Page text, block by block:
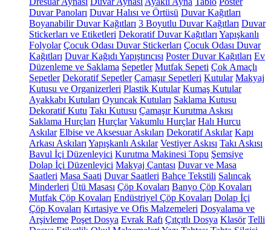
Duvar Panoları Duvar Halısı ve Örtüsü Duvar Kağıtları
Boyanabilir Duvar Kağıtları 3 Boyutlu Duvar Kağıtları Duvar
Stickerları ve Etiketleri Dekoratif Duvar Kağıtları Yapışkanlı
Folyolar Çocuk Odası Duvar Stickerları Çocuk Odası Duvar
Kağıtları Duvar Kağıdı Yapıştırıcısı Poster Duvar Kağıtları Ev
Düzenleme ve Saklama Sepetler Mutfak Sepeti Çok Amaçlı
Sepetler Dekoratif Sepetler Çamaşır Sepetleri Kutular Makyaj
Kutusu ve Organizerleri Plastik Kutular Kumaş Kutular
Ayakkabı Kutuları Oyuncak Kutuları Saklama Kutusu
Dekoratif Kutu Takı Kutusu Çamaşır Kurutma Askısı
Saklama Hurçları Hurçlar Vakumlu Hurçlar Halı Hurcu
Askılar Elbise ve Aksesuar Askıları Dekoratif Askılar Kapı
Arkası Askıları Yapışkanlı Askılar Vestiyer Askısı Takı Askısı
Bavul İçi Düzenleyici Kurutma Makinesi Topu Şemsiye
Dolap İçi Düzenleyici Makyaj Çantası Duvar ve Masa
Saatleri Masa Saati Duvar Saatleri Bahçe Tekstili Salıncak
Minderleri Ütü Masası Çöp Kovaları Banyo Çöp Kovaları
Mutfak Çöp Kovaları Endüstriyel Çöp Kovaları Dolap İçi
Çöp Kovaları Kırtasiye ve Ofis Malzemeleri Dosyalama ve
Arşivleme Poşet Dosya Evrak Rafı Çıtçıtlı Dosya Klasör Telli